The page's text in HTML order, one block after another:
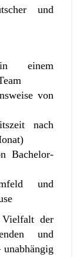
und
in einem
von
nach
Bachelor-
und
der
und